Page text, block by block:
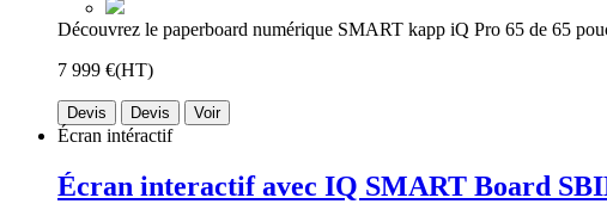
Découvrez le paperboard numérique SMART kapp iQ Pro 65 de 65
7 999 €(HT)
Devis Devis Voir
Écran intéractif
Écran interactif avec IQ SMART Board